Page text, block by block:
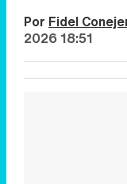
Por Fidel
2026 18:51